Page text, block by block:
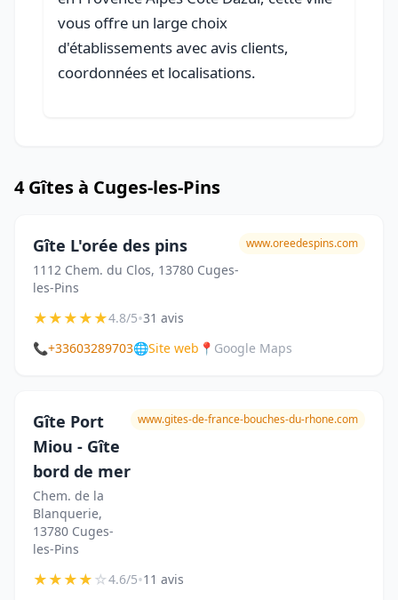
vous offre un large choix
d'établissements avec avis clients,
coordonnées et localisations.
4 Gîtes à Cuges-les-Pins
Gîte L'orée des pins
1112 Chem. du Clos, 13780 Cuges-
les-Pins
www.oreedespins.com
★★★★★4.8/5•31 avis
📞+33603289703🌐Site web 📍 Google Maps
Gîte Port
Miou - Gîte
bord de mer
Chem. de la
Blanquerie,
13780 Cuges-
les-Pins
www.gites-de-france-bouches-du-rhone.com
★★★★☆4.6/5•11 avis